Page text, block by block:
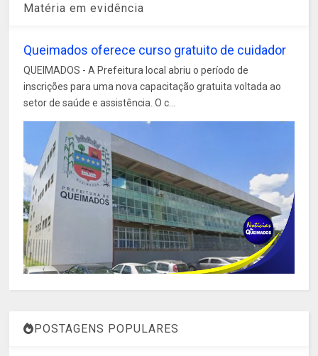
Matéria em evidência
Queimados oferece curso gratuito de cuidador
QUEIMADOS - A Prefeitura local abriu o período de
inscrições para uma nova capacitação gratuita voltada ao
setor de saúde e assistência. O c...
POSTAGENS POPULARES